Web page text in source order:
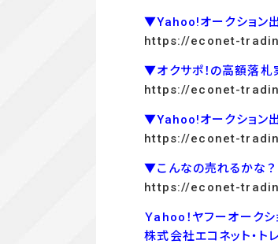
▼Yahoo!オークション
https://econet-
▼オクサポ！の高額落札
https://econet-
▼Yahoo!オークション
https://econet-
▼こんなの売れるかな
https://econet-
Ｙahoo！ヤフーオークシ
株式会社エコネット・ト